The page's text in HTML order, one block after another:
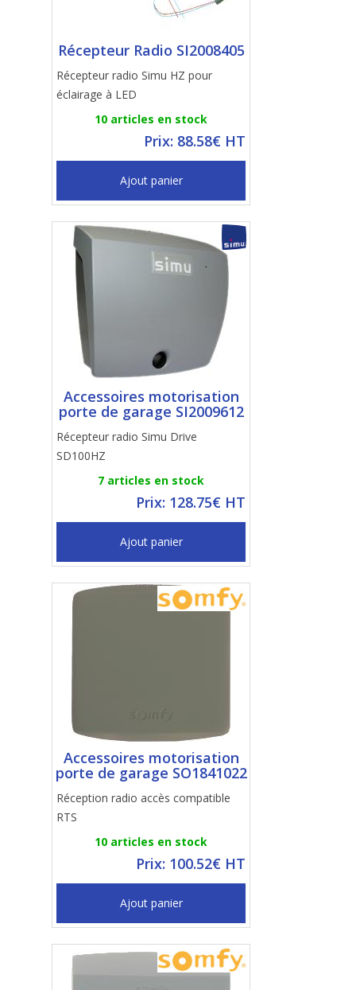
Récepteur Radio SI2008405
Récepteur radio Simu HZ pour
éclairage à LED
10 articles en stock
Prix: 88.58€ HT
Ajout panier
Accessoires motorisation
porte de garage SI2009612
Récepteur radio Simu Drive
SD100HZ
7 articles en stock
Prix: 128.75€ HT
Ajout panier
Accessoires motorisation
porte de garage SO1841022
Réception radio accès compatible
RTS
10 articles en stock
Prix: 100.52€ HT
Ajout panier